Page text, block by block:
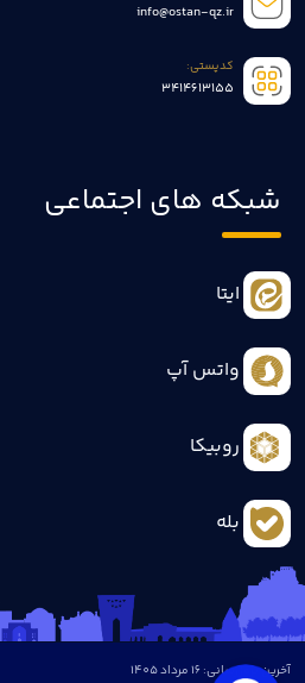
info@ostan-qz.ir
کدپستی:
3414613155
شبکه های اجتماعی
ایتا
واتس آپ
روبیکا
بله
آخرین بروزرسانی: 16 مرداد 1405